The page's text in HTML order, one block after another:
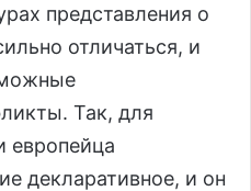
представления о
отличаться, и
Так, для
европейца
декларативное, и он